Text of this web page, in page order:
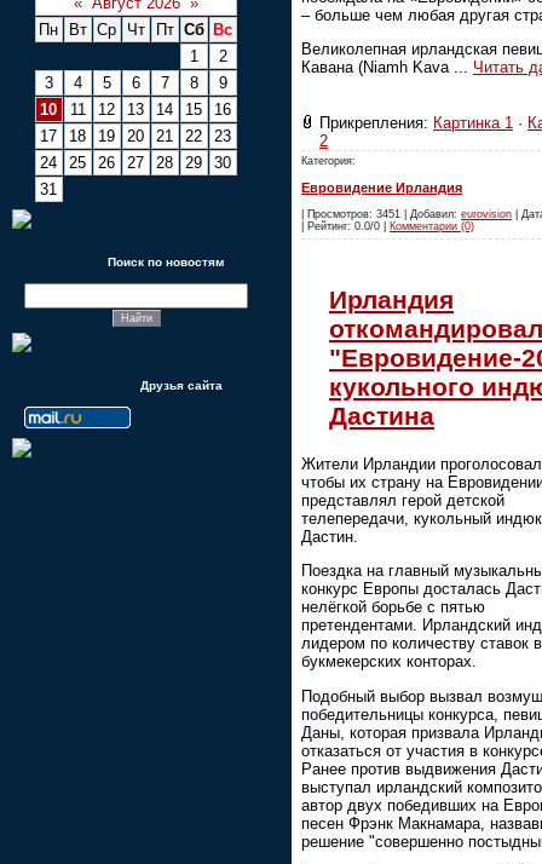
Пн
Вт Ср Чт Пт Сб
Вс
1
2
3
4 5 6 7 8
9
10
11 12 13 14 15
16
17
18 19 20 21 22
23
24
25 26 27 28 29
30
31
Поиск по новостям
Друзья сайта
– больше чем любая другая
Великолепная ирландская
Кавана (Niamh Kava
Читать
Прикрепления: Картинка 1 ·
2
Категория:
Евровидение Ирландия
| Просмотров: 3451 | Добавил: eurovision |
| Рейтинг: 0.0/0 | Комментарии (0)
Ирландия
"Евровидение-
кукольного
Дастина
Жители Ирландии
чтобы их страну на
представлял герой детской
телепередачи, кукольный индюк
Дастин.
Поездка на главный
конкурс Европы досталась
нелёгкой борьбе с пятью
претендентами. Ирландский
лидером по количеству ставок в
букмекерских конторах.
Подобный выбор вызвал
победительницы конкурса,
Даны, которая призвала
отказаться от участия в
Ранее против выдвижения
выступал ирландский
автор двух победивших на
песен Фрэнк Макнамара,
решение "совершенно